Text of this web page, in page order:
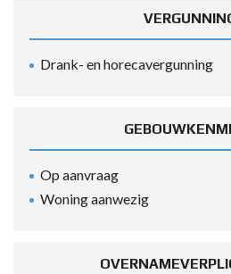
Drank- en horecavergunning
Op aanvraag
Woning aanwezig